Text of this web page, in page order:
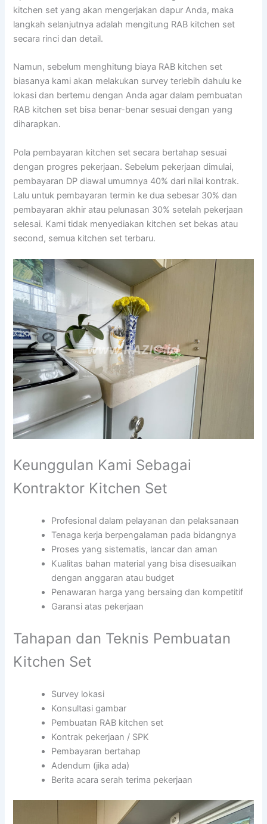
kitchen set yang akan mengerjakan dapur Anda, maka
langkah selanjutnya adalah mengitung RAB kitchen set
secara rinci dan detail.
Namun, sebelum menghitung biaya RAB kitchen set
biasanya kami akan melakukan survey terlebih dahulu ke
lokasi dan bertemu dengan Anda agar dalam pembuatan
RAB kitchen set bisa benar-benar sesuai dengan yang
diharapkan.
Pola pembayaran kitchen set secara bertahap sesuai
dengan progres pekerjaan. Sebelum pekerjaan dimulai,
pembayaran DP diawal umumnya 40% dari nilai kontrak.
Lalu untuk pembayaran termin ke dua sebesar 30% dan
pembayaran akhir atau pelunasan 30% setelah pekerjaan
selesai. Kami tidak menyediakan kitchen set bekas atau
second, semua kitchen set terbaru.
Keunggulan Kami Sebagai
Kontraktor Kitchen Set
Profesional dalam pelayanan dan pelaksanaan
Tenaga kerja berpengalaman pada bidangnya
Proses yang sistematis, lancar dan aman
Kualitas bahan material yang bisa disesuaikan
dengan anggaran atau budget
Penawaran harga yang bersaing dan kompetitif
Garansi atas pekerjaan
Tahapan dan Teknis Pembuatan
Kitchen Set
Survey lokasi
Konsultasi gambar
Pembuatan RAB kitchen set
Kontrak pekerjaan / SPK
Pembayaran bertahap
Adendum (jika ada)
Berita acara serah terima pekerjaan